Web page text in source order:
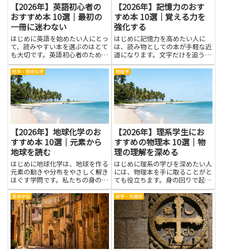
【2026年】英語初心者の
おすすめ本 10選｜最初の
一冊に迷わない
はじめに英語を始めたい人にとっ
て、読みやすい本を選ぶのはとて
も大切です。英語初心者のための
本は、基本の単語や文の作り方を
やさしく教えてくれます。最初の
一冊に迷わないよう、難易度の目
安や、無理なく進められる工夫を
知ることが役立ちます。学ぶこ
と...
【2026年】記憶力のおす
すめ本 10選｜覚える力を
強化する
はじめに記憶力を高めたい人に
は、読み物としての本が手軽な近
道になります。文字だけを追うよ
り、実際の体験談や具体的な練習
がつまった本を読むと、覚えるコ
ツが日常の動作と結びつきやすく
なります。基本の考え方は、情報
を意味づけして順序立てて並べる
こ...
地学・地球科学
【2026年】地球化学のお
すすめ本 10選｜元素から
地球を読む
はじめに地球化学は、地球を作る
元素の動きや分布をやさしく解き
ほぐす学問です。私たちの身の回
りには、土や岩、水、空気にさま
ざまな元素が存在し、それぞれが
地球の歴史と現在の姿を支えてい
ます。地球化学を学ぶというと難
しく感じる人もいますが、基本
は...
物理学
【2026年】理系学生にお
すすめの物理本 10選｜物
理の理解を深める
はじめに理系の学びを深めたい人
には、物理本を手に取ることがと
ても役立ちます。身の回りで起き
ている現象のしくみを知ると、授
業の理解がぐんと深まります。物
理本は難しそうな式や考え方を、
身近な例と図で丁寧に示してくれ
ることが多いです。読み進める
と...
英語学習 語学・外国語